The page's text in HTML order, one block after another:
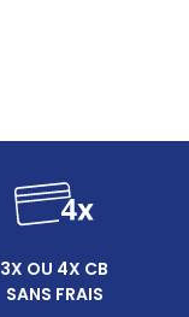
3X OU 4X CB
SANS FRAIS